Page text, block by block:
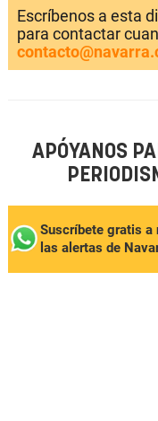
Escríbenos a esta
para contactar
APÓYANOS
Suscríbete gratis a
las alertas de